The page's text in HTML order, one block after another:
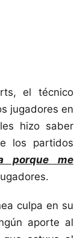
el técnico
jugadores en
hizo saber
los partidos
porque me
culpa en su
aporte al